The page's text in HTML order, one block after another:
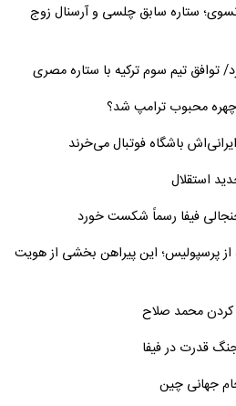
ستاره سابق چلسی و آرسنال زوج
توافق تیم سوم ترکیه با ستاره مصری
محبوب ترامپ شد؟
باشگاه فوتبال می‌خرند
جنجالی فیفا رسماً شکست خورد
از پرسپولیس؛ این پیراهن بخشی از هویت
کردن محمد صلاح
قدرت در فیفا
جهانی چین